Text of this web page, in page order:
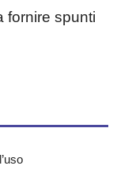
fornire spunti